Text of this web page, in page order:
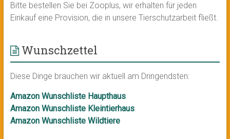
Bitte bestellen Sie bei Zooplus, wir erhalten für jeden
Einkauf eine Provision, die in unsere Tierschutzarbeit fließt.
Wunschzettel
Diese Dinge brauchen wir aktuell am Dringendsten:
Amazon Wunschliste Haupthaus
Amazon Wunschliste Kleintierhaus
Amazon Wunschliste Wildtiere